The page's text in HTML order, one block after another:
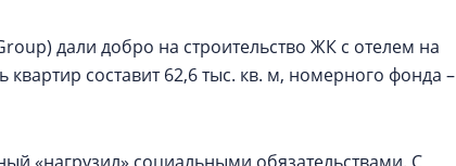
дали добро на строительство ЖК с отелем на
составит 62,6 тыс. кв. м, номерного фонда –